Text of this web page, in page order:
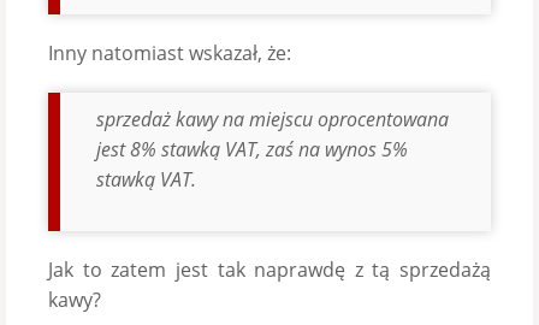
Inny natomiast wskazał, że:
sprzedaż kawy na miejscu oprocentowana
jest 8% stawką VAT, zaś na wynos 5%
stawką VAT.
Jak to zatem jest tak naprawdę z tą sprzedażą
kawy?